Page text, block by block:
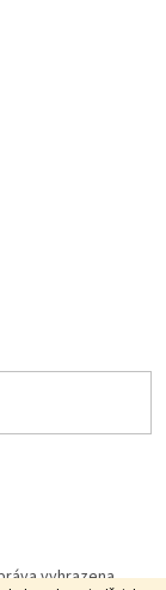
vyhrazena.